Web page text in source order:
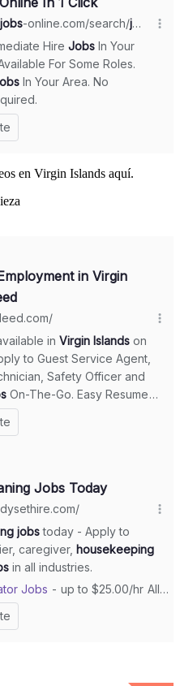
en Virgin Islands aquí.